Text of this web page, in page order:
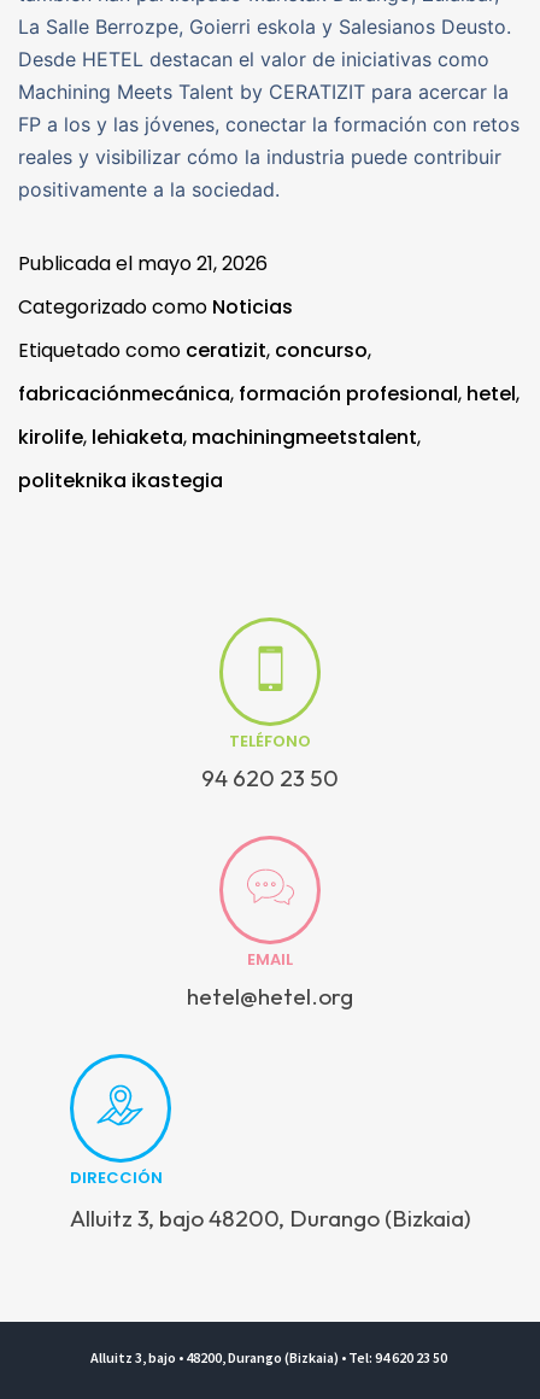
La Salle Berrozpe, Goierri eskola y Salesianos Deusto.
Desde HETEL destacan el valor de iniciativas como
Machining Meets Talent by CERATIZIT para acercar la
FP a los y las jóvenes, conectar la formación con retos
reales y visibilizar cómo la industria puede contribuir
positivamente a la sociedad.
Publicada el mayo 21, 2026
Categorizado como Noticias
Etiquetado como ceratizit, concurso,
fabricaciónmecánica, formación profesional, hetel,
kirolife, lehiaketa, machiningmeetstalent,
politeknika ikastegia
TELÉFONO
94 620 23 50
EMAIL
hetel@hetel.org
DIRECCIÓN
Alluitz 3, bajo 48200, Durango (Bizkaia)
Alluitz 3, bajo • 48200, Durango (Bizkaia) • Tel: 94 620 23 50